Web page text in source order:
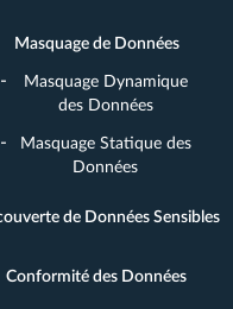
Masquage de Données
Masquage Dynamique
des Données
Masquage Statique des
Données
de Données Sensibles
Conformité des Données